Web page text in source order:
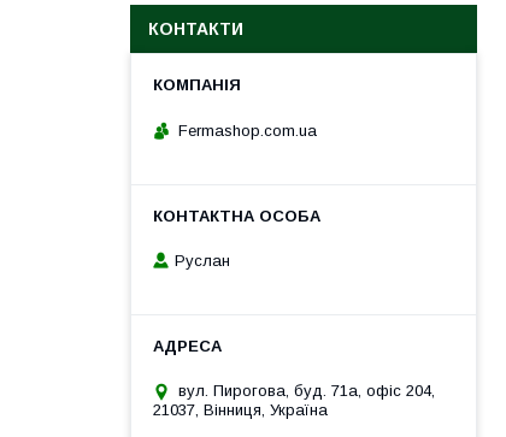
КОНТАКТИ
Fermashop.com.ua
Руслан
вул. Пирогова, буд. 71а, офіс 204,
21037, Вінниця, Україна